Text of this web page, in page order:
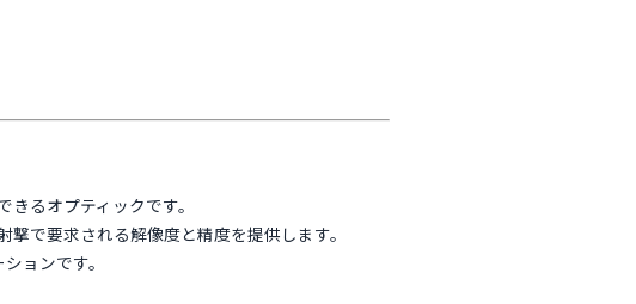
るオプティックです。
で要求される解像度と精度を提供します。
ョンです。